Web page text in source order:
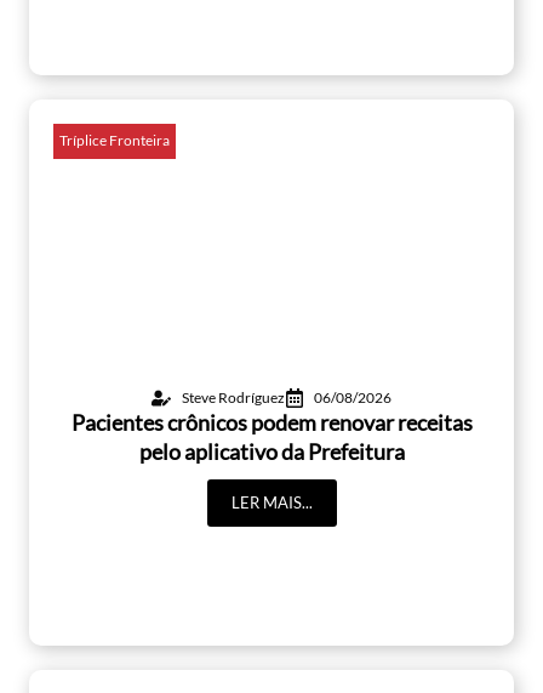
Tríplice Fronteira
Steve Rodríguez 06/08/2026
Pacientes crônicos podem renovar receitas
pelo aplicativo da Prefeitura
LER MAIS...